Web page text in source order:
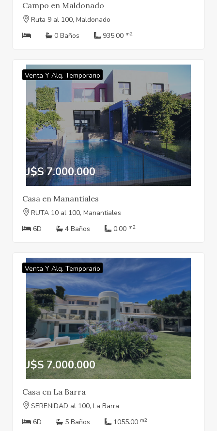
Campo en Maldonado
Ruta 9 al 100, Maldonado
0 Baños
935.00 m2
Venta Y Alq. Temporario
U$S 7.000.000
Casa en Manantiales
RUTA 10 al 100, Manantiales
6D
4 Baños 0.00 m2
Venta Y Alq. Temporario
U$S 7.000.000
Casa en La Barra
SERENIDAD al 100, La Barra
6D
5 Baños 1055.00 m2